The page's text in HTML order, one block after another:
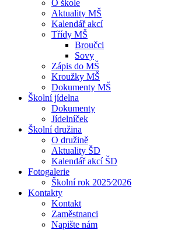
O škole
Aktuality MŠ
Kalendář akcí
Třídy MŠ
Broučci
Sovy
Zápis do MŠ
Kroužky MŠ
Dokumenty MŠ
Školní jídelna
Dokumenty
Jídelníček
Školní družina
O družině
Aktuality ŠD
Kalendář akcí ŠD
Fotogalerie
Školní rok 2025⁄2026
Kontakty
Kontakt
Zaměstnanci
Napište nám